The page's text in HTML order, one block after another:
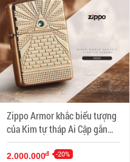
Zippo Armor khắc biểu tượng
của Kim tự tháp Ai Cập gắn
Viên pha lê Swarovski
2.000.000đ -20%